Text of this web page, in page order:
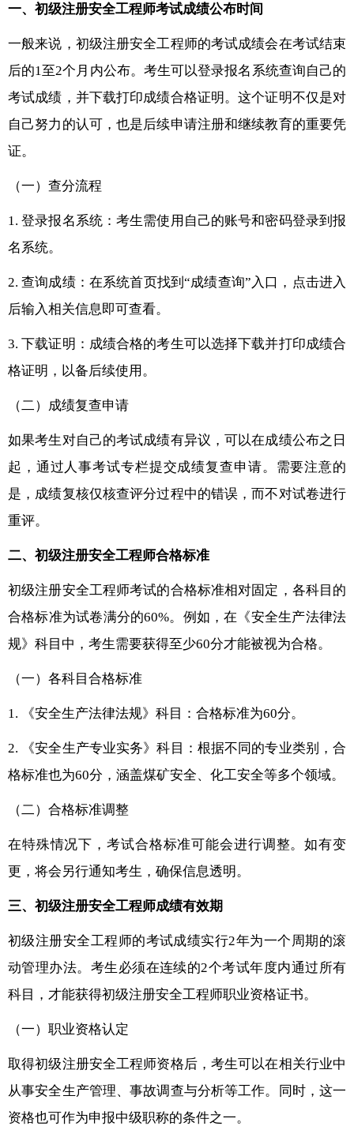
一、初级注册安全工程师考试成绩公布时间
一般来说，初级注册安全工程师的考试成绩会在考试结束
后的1至2个月内公布。考生可以登录报名系统查询自己的
考试成绩，并下载打印成绩合格证明。这个证明不仅是对
自己努力的认可，也是后续申请注册和继续教育的重要凭
证。
（一）查分流程
1. 登录报名系统：考生需使用自己的账号和密码登录到报
名系统。
2. 查询成绩：在系统首页找到“成绩查询”入口，点击进入
后输入相关信息即可查看。
3. 下载证明：成绩合格的考生可以选择下载并打印成绩合
格证明，以备后续使用。
（二）成绩复查申请
如果考生对自己的考试成绩有异议，可以在成绩公布之日
起，通过人事考试专栏提交成绩复查申请。需要注意的
是，成绩复核仅核查评分过程中的错误，而不对试卷进行
重评。
二、初级注册安全工程师合格标准
初级注册安全工程师考试的合格标准相对固定，各科目的
合格标准为试卷满分的60%。例如，在《安全生产法律法
规》科目中，考生需要获得至少60分才能被视为合格。
（一）各科目合格标准
1. 《安全生产法律法规》科目：合格标准为60分。
2. 《安全生产专业实务》科目：根据不同的专业类别，合
格标准也为60分，涵盖煤矿安全、化工安全等多个领域。
（二）合格标准调整
在特殊情况下，考试合格标准可能会进行调整。如有变
更，将会另行通知考生，确保信息透明。
三、初级注册安全工程师成绩有效期
初级注册安全工程师的考试成绩实行2年为一个周期的滚
动管理办法。考生必须在连续的2个考试年度内通过所有
科目，才能获得初级注册安全工程师职业资格证书。
（一）职业资格认定
取得初级注册安全工程师资格后，考生可以在相关行业中
从事安全生产管理、事故调查与分析等工作。同时，这一
资格也可作为申报中级职称的条件之一。